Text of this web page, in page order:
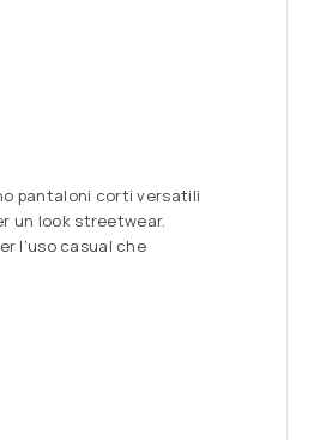
pantaloni corti versatili
un look streetwear.
l’uso casual che